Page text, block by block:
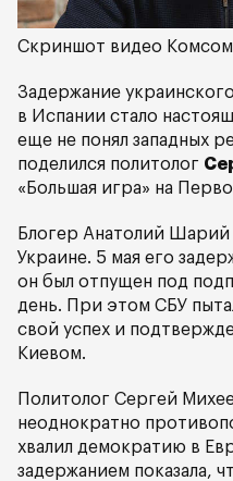
Скриншот видео
Задержание
в Испании стало
еще не понял западных
поделился политолог
«Большая игра» на
Блогер Анатолий Шарий
Украине. 5 мая его
он был отпущен под
день. При этом СБУ
свой успех и
Киевом.
Политолог Сергей
неоднократно
хвалил демократию в
задержанием показала,